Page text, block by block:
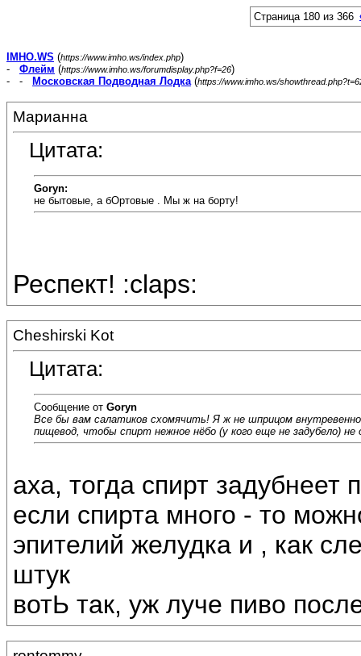
Страница 180 из 366
IMHO.WS (https://www.imho.ws/index.php)
- Флейм (https://www.imho.ws/forumdisplay.php?f=26)
- -
Московская Подводная Лодка(https://www.imho.ws/
Марианна
Цитата:
Goryn:
не бытовые, а бОртовые . Мы ж на борту!
Респект! :claps:
Cheshirski Kot
Цитата:
Сообщение от Goryn
Все бы вам салатиков схомячить! Я ж не шприцом
пищевод, чтобы спирт нежное нёбо (у кого еще не задубело) не
аха, тогда спирт
если спирта много - то
эпителий желудка и , как
штук
вотЬ так, уж луче пиво